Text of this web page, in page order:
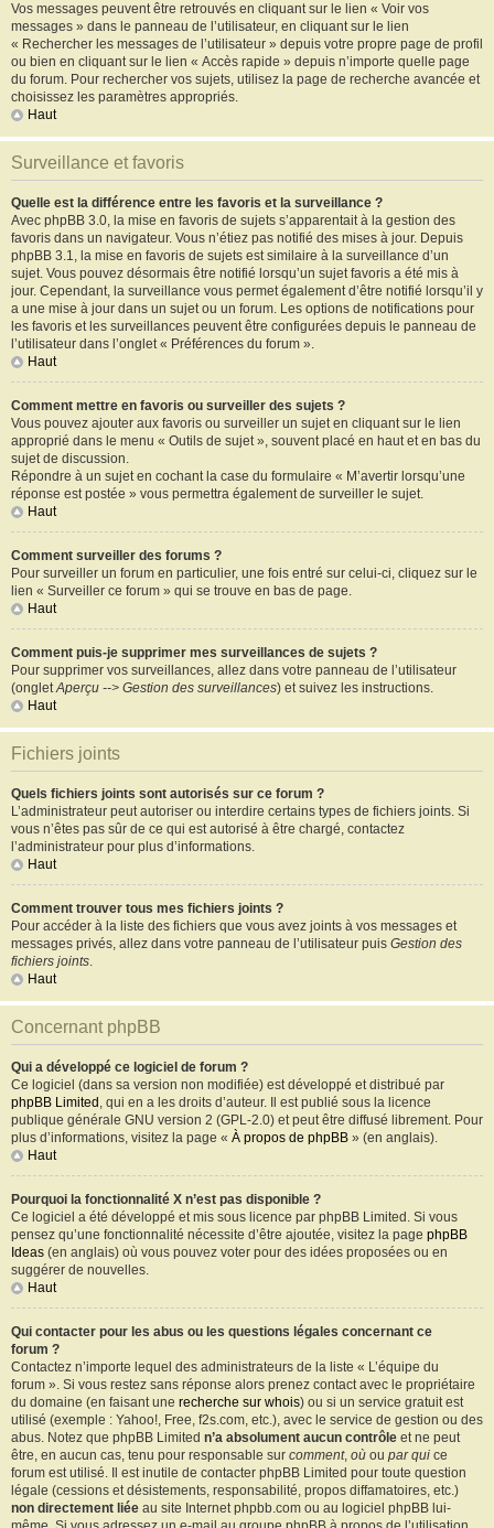
Vos messages peuvent être retrouvés en cliquant sur le lien « Voir vos
messages » dans le panneau de l’utilisateur, en cliquant sur le lien
« Rechercher les messages de l’utilisateur » depuis votre propre page de profil
ou bien en cliquant sur le lien « Accès rapide » depuis n’importe quelle page
du forum. Pour rechercher vos sujets, utilisez la page de recherche avancée et
choisissez les paramètres appropriés.
Haut
Surveillance et favoris
Quelle est la différence entre les favoris et la surveillance ?
Avec phpBB 3.0, la mise en favoris de sujets s’apparentait à la gestion des
favoris dans un navigateur. Vous n’étiez pas notifié des mises à jour. Depuis
phpBB 3.1, la mise en favoris de sujets est similaire à la surveillance d’un
sujet. Vous pouvez désormais être notifié lorsqu’un sujet favoris a été mis à
jour. Cependant, la surveillance vous permet également d’être notifié lorsqu’il y
a une mise à jour dans un sujet ou un forum. Les options de notifications pour
les favoris et les surveillances peuvent être configurées depuis le panneau de
l’utilisateur dans l’onglet « Préférences du forum ».
Haut
Comment mettre en favoris ou surveiller des sujets ?
Vous pouvez ajouter aux favoris ou surveiller un sujet en cliquant sur le lien
approprié dans le menu « Outils de sujet », souvent placé en haut et en bas du
sujet de discussion.
Répondre à un sujet en cochant la case du formulaire « M’avertir lorsqu’une
réponse est postée » vous permettra également de surveiller le sujet.
Haut
Comment surveiller des forums ?
Pour surveiller un forum en particulier, une fois entré sur celui-ci, cliquez sur le
lien « Surveiller ce forum » qui se trouve en bas de page.
Haut
Comment puis-je supprimer mes surveillances de sujets ?
Pour supprimer vos surveillances, allez dans votre panneau de l’utilisateur
(ongletAperçu --> Gestion des surveillances) et suivez les instructions.
Haut
Fichiers joints
Quels fichiers joints sont autorisés sur ce forum ?
L’administrateur peut autoriser ou interdire certains types de fichiers joints. Si
vous n’êtes pas sûr de ce qui est autorisé à être chargé, contactez
l’administrateur pour plus d’informations.
Haut
Comment trouver tous mes fichiers joints ?
Pour accéder à la liste des fichiers que vous avez joints à vos messages et
messages privés, allez dans votre panneau de l’utilisateur puis Gestion des
fichiers joints.
Haut
Concernant phpBB
Qui a développé ce logiciel de forum ?
Ce logiciel (dans sa version non modifiée) est développé et distribué par
phpBB Limited , qui en a les droits d’auteur. Il est publié sous la licence
publique générale GNU version 2 (GPL-2.0) et peut être diffusé librement. Pour
plus d’informations, visitez la page « À propos de phpBB » (en anglais).
Haut
Pourquoi la fonctionnalité X n’est pas disponible ?
Ce logiciel a été développé et mis sous licence par phpBB Limited. Si vous
pensez qu’une fonctionnalité nécessite d’être ajoutée, visitez la page phpBB
Ideas (en anglais) où vous pouvez voter pour des idées proposées ou en
suggérer de nouvelles.
Haut
Qui contacter pour les abus ou les questions légales concernant ce
forum ?
Contactez n’importe lequel des administrateurs de la liste « L’équipe du
forum ». Si vous restez sans réponse alors prenez contact avec le propriétaire
du domaine (en faisant une recherche sur whois) ou si un service gratuit est
utilisé (exemple : Yahoo!, Free, f2s.com, etc.), avec le service de gestion ou des
abus. Notez que phpBB Limited n’a absolument aucun contrôle et ne peut
être, en aucun cas, tenu pour responsable sur comment, où ou par qui ce
forum est utilisé. Il est inutile de contacter phpBB Limited pour toute question
légale (cessions et désistements, responsabilité, propos diffamatoires, etc.)
non directement liée au site Internet phpbb.com ou au logiciel phpBB lui-